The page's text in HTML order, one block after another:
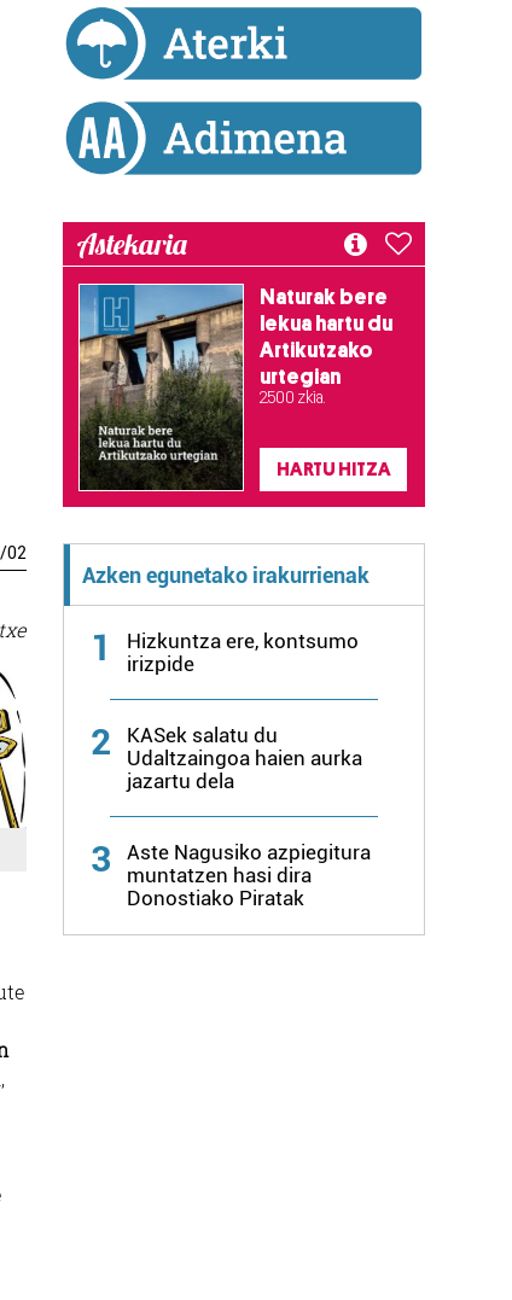
/02
Astekaria
Naturak bere
lekua hartu du
Artikutzako
urtegian
2.500 zkia.
HARTU HITZA
Azken egunetako irakurrienak
1
Hizkuntza ere, kontsumo
irizpide
2
KASek salatu du
Udaltzaingoa haien aurka
jazartu dela
3
Aste Nagusiko azpiegitura
muntatzen hasi dira
Donostiako Piratak